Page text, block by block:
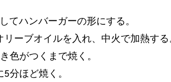
てハンバーガーの形にする。
ーブオイルを入れ、中火で加熱する
色がつくまで焼く。
分ほど焼く。